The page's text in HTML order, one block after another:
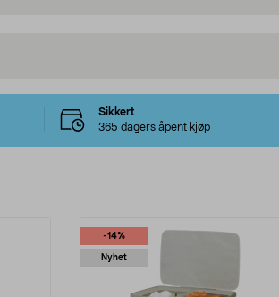
Sikkert
365 dagers åpent kjøp
-14%
Nyhet